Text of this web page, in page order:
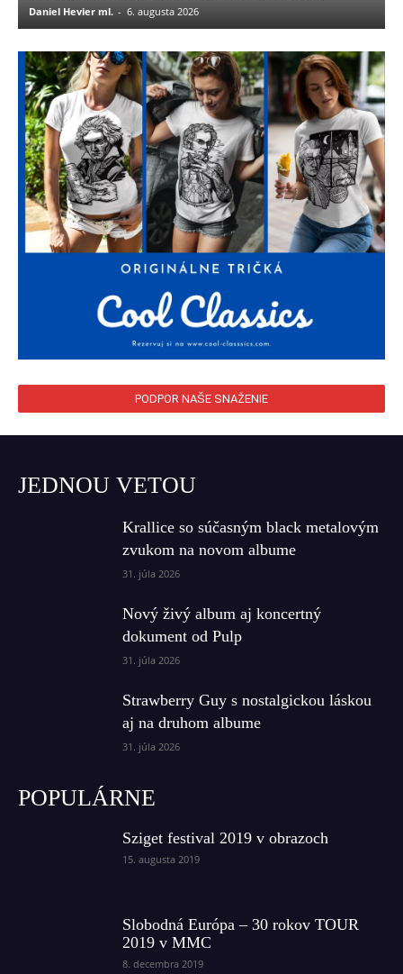
Daniel Hevier ml. - 6. augusta 2026
PODPOR NAŠE SNAŽENIE
JEDNOU VETOU
Krallice so súčasným black metalovým
zvukom na novom albume
31. júla 2026
Nový živý album aj koncertný
dokument od Pulp
31. júla 2026
Strawberry Guy s nostalgickou láskou
aj na druhom albume
31. júla 2026
POPULÁRNE
Sziget festival 2019 v obrazoch
15. augusta 2019
Slobodná Európa – 30 rokov TOUR
2019 v MMC
8. decembra 2019